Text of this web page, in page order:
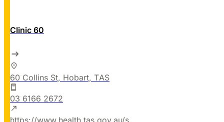
Clinic 60
60 Collins St, Hobart, TAS
03 6166 2672
https://www.health.tas.gov.au/s